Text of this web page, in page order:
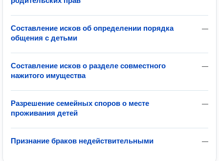
—
Составление исков об определении порядка
общения с детьми
—
Составление исков о разделе совместного
нажитого имущества
—
Разрешение семейных споров о месте
проживания детей
—
Признание браков недействительными